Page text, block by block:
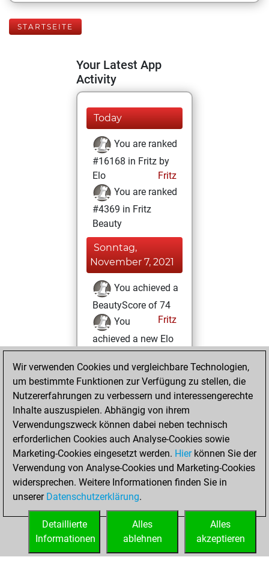
STARTSEITE
Your Latest App
Activity
Today
You are ranked
#16168 in Fritz by
Elo
Fritz
You are ranked
#4369 in Fritz
Beauty
Sonntag,
November 7, 2021
You achieved a
BeautyScore of 74
Fritz
You
achieved a new Elo
of 1585
Samstag, August
14, 2021
You won
against Fritz
Fritz
Samstag, Mai 8,
2021
You created
your Fritz account
Wir verwenden Cookies und vergleichbare Technologien,
um bestimmte Funktionen zur Verfügung zu stellen, die
Nutzererfahrungen zu verbessern und interessengerechte
Inhalte auszuspielen. Abhängig von ihrem
Verwendungszweck können dabei neben technisch
erforderlichen Cookies auch Analyse-Cookies sowie
Marketing-Cookies eingesetzt werden. Hierkönnen Sie der
Verwendung von Analyse-Cookies und Marketing-Cookies
widersprechen. Weitere Informationen finden Sie in
unserer Datenschutzerklärung.
Alles
akzeptieren
Alles
ablehnen
Detaillierte
Informationen